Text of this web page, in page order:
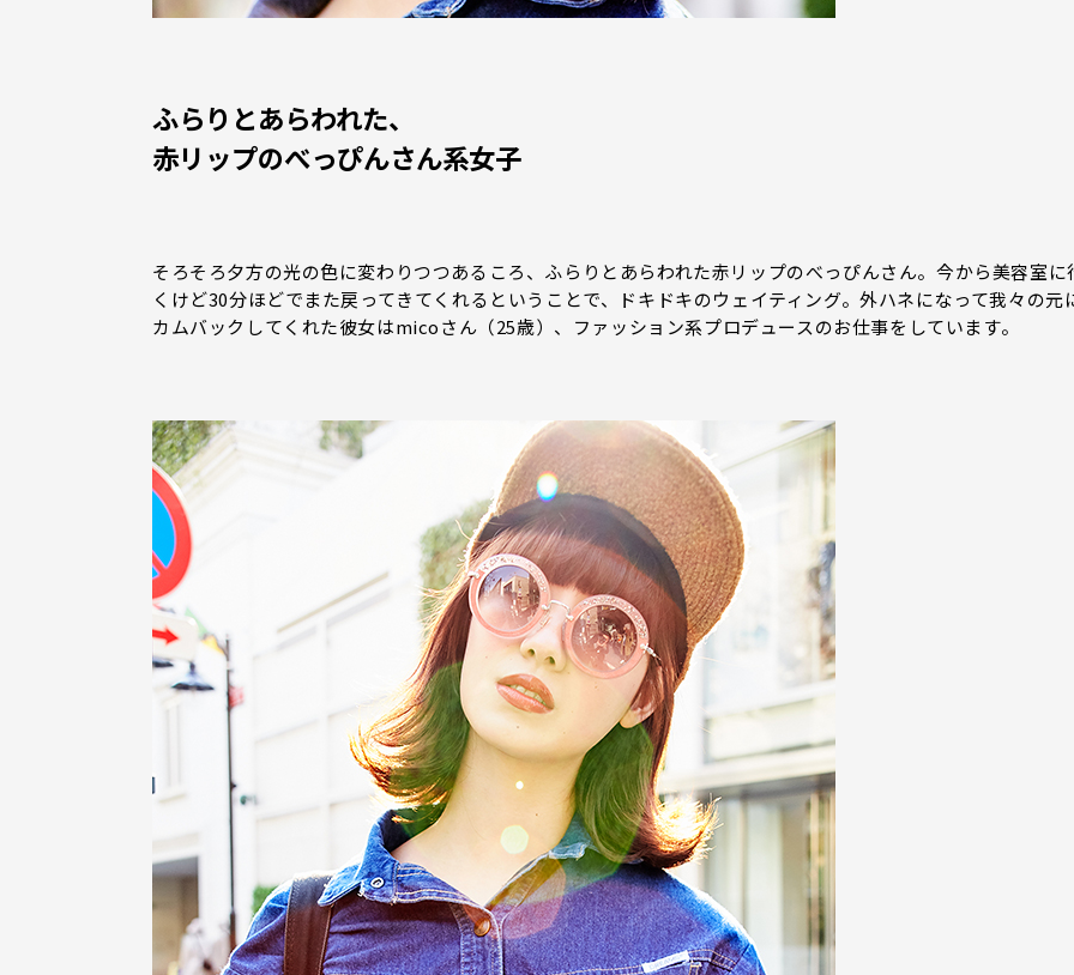
ふらりとあらわれた、
赤リップのべっぴんさん系女子
そろそろ夕方の光の色に変わりつつあるころ、ふらりとあらわれた赤リップのべっぴんさん。今から美容室に
くけど30分ほどでまた戻ってきてくれるということで、ドキドキのウェイティング。外ハネになって我々の元
カムバックしてくれた彼女はmicoさん（25歳）、ファッション系プロデュースのお仕事をしています。